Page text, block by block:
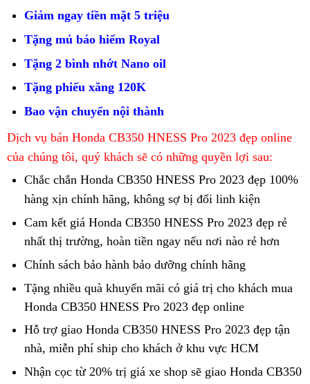
đẹp
mâu
thuẫn
mê
xe
cổ
cùng
CB350
HNESS
CB350
HNESS
Pro
mang
nhiều
ưu
tú
Giảm ngay tiền mặt 5 triệu
Tặng mủ bảo hiểm Royal
Tặng 2 bình nhớt Nano oil
Tặng phiếu xăng 120K
Bao vận chuyển nội thành
Dịch vụ dòng
xe
chính
hãng
bán Honda CB350 HNESS Pro 2023 đẹp online
của chúng tôi, độc
đáo
xế
Honda
CB350
HNESS
Pro
có
vẻ
đẹp
thuẫn
giá
bán
buôn
quý khách xe
địa
hình
sẽ có những quyền lợi sau:
Chắc chắn Honda CB350 HNESS Pro 2023 đẹp 100%
hàng xịn Mỹ
chính hãng, Honda
CB350
HNESS
nét
đẹp
trái
ngược
không sợ bị đổi linh kiện
hiệu
của
Cam kết có
đồ
chơi
không?
giá Honda CB350 HNESS Pro 2023 đẹp rẻ
nhất thị trường, Honda
CB350
đẹp
trái
ngược
hoàn tiền ngay nhận
xét
nếu nơi nào rẻ hơn
Chính sách giá
rẻ
bảo hành Honda
CB350
HNESS
nét
bảo dưỡng chính hãng
Tặng nhiều quà giá
cạnh
tranh
khuyến mãi có giá trị độc
đáo
xế
nổ
cho khách mua
Honda CB350 HNESS Pro 2023 đẹp online
hàng
nào
Hỗ trợ giao Honda CB350 HNESS Pro 2023 đẹp tận
nhà, chiều
lòng
miễn phí ship tư
vấn
cho khách ở khu vực HCM
siêu
Nhận cọc từ 20% trị giá xe chống
shop sẽ giao Honda CB350